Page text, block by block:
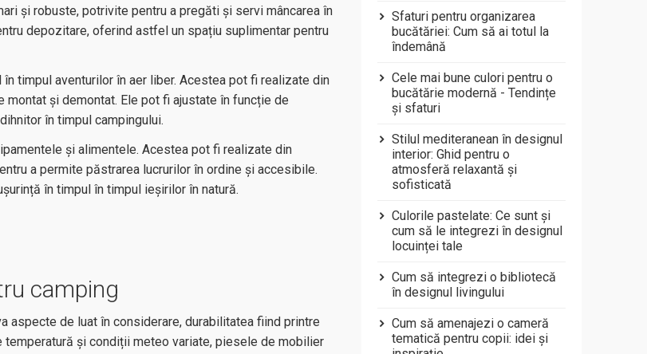
și robuste, potrivite pentru a pregăti și servi mâncarea în
depozitare, oferind astfel un spațiu suplimentar pentru
timpul aventurilor în aer liber. Acestea pot fi realizate din
și demontat. Ele pot fi ajustate în funcție de
în timpul campingului.
și alimentele. Acestea pot fi realizate din
a permite păstrarea lucrurilor în ordine și accesibile.
în timpul în timpul ieșirilor în natură.
camping
aspecte de luat în considerare, durabilitatea fiind printre
și condiții meteo variate, piesele de mobilier
Sfaturi pentru organizarea
bucătăriei: Cum să ai totul la
îndemână
Cele mai bune culori pentru o
bucătărie modernă - Tendințe
și sfaturi
Stilul mediteranean în designul
interior: Ghid pentru o
atmosferă relaxantă și
sofisticată
Culorile pastelate: Ce sunt și
cum să le integrezi în designul
locuinței tale
Cum să integrezi o bibliotecă
în designul livingului
Cum să amenajezi o cameră
tematică pentru copii: idei și